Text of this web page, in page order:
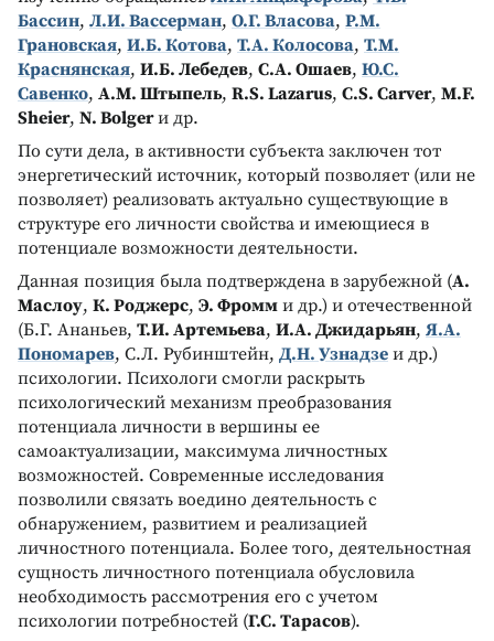
Бассин, Л.И. Bассерман, О.Г. Bласова, Р.М.
Грановская, И.Б. Котова, T.А. Колосова, T.М.
Краснянская, И.Б. Лебедев, С.А. Ошаев, Ю.С.
Савенко, А.М. Штыпель, R.S. Lazarus, C.S. Carver, M.F.
Sheier, N. Bolgerи др.
По сути дела, в активности субъекта заключен тот
энергетический источник, который позволяет (или не
позволяет) реализовать актуально существующие в
структуре его личности свойства и имеющиеся в
потенциале возможности деятельности.
Данная позиция была подтверждена в зарубежной (А.
Маслоу, К. Роджерс, Э. Фромм и др.) и отечественной
(Б.Г. Ананьев, T.И. Артемьева, И.А. Джидарьян, Я.А.
Пономарев, С.Л. Рубинштейн, Д.Н. Узнадзе и др.)
психологии. Психологи смогли раскрыть
психологический механизм преобразования
потенциала личности в вершины ее
самоактуализации, максимума личностных
возможностей. Современные исследования
позволили связать воедино деятельность с
обнаружением, развитием и реализацией
личностного потенциала. Более того, деятельностная
сущность личностного потенциала обусловила
необходимость рассмотрения его с учетом
психологии потребностей (Г.С. Tарасов).